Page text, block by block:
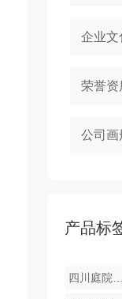
企业文
荣誉资
公司画
产品标
四川庭院灯厂家